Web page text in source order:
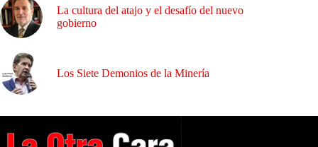
La cultura del atajo y el desafío del nuevo
gobierno
Los Siete Demonios de la Minería